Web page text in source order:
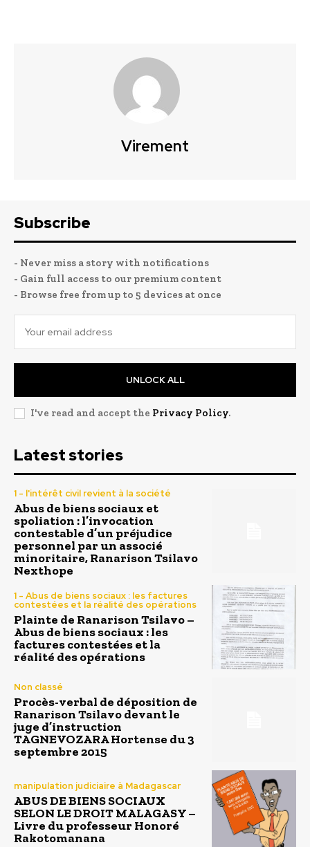
Virement
Subscribe
- Never miss a story with notifications
- Gain full access to our premium content
- Browse free from up to 5 devices at once
UNLOCK ALL
I've read and accept the Privacy Policy.
Latest stories
1 - l'intérêt civil revient à la société
Abus de biens sociaux et
spoliation : l’invocation
contestable d’un préjudice
personnel par un associé
minoritaire, Ranarison Tsilavo
Nexthope
1 - Abus de biens sociaux : les factures
contestées et la réalité des opérations
Plainte de Ranarison Tsilavo –
Abus de biens sociaux : les
factures contestées et la
réalité des opérations
Non classé
Procès-verbal de déposition de
Ranarison Tsilavo devant le
juge d’instruction
TAGNEVOZARA Hortense du 3
septembre 2015
manipulation judiciaire à Madagascar
ABUS DE BIENS SOCIAUX
SELON LE DROIT MALAGASY –
Livre du professeur Honoré
Rakotomanana